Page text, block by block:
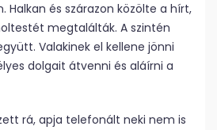
Halkan és szárazon közölte a hírt,
megtalálták. A szintén
Valakinek el kellene jönni
dolgait átvenni és aláírni a
rá, apja telefonált neki nem is